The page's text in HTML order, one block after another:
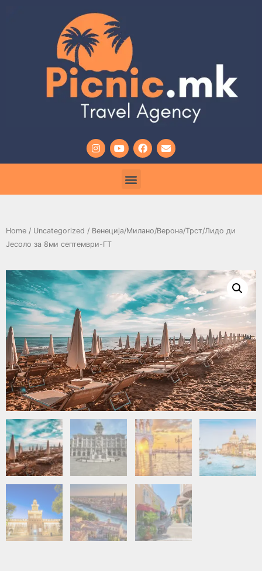
Home / Uncategorized / Венеција/Милано/Верона/Трст/Лидо ди
Јесоло за 8ми септември-ГТ